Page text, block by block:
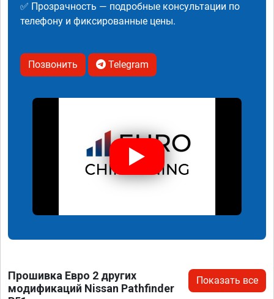
✅ Прозрачность — подробные консультации по
телефону и фиксированные цены.
Позвонить Telegram
Прошивка Евро 2 других
модификаций Nissan Pathfinder
Показать все